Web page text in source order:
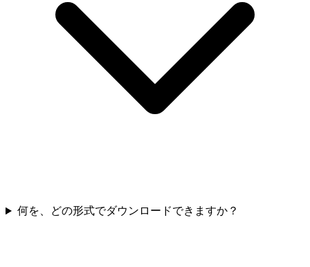
何を、どの形式でダウンロードできますか？